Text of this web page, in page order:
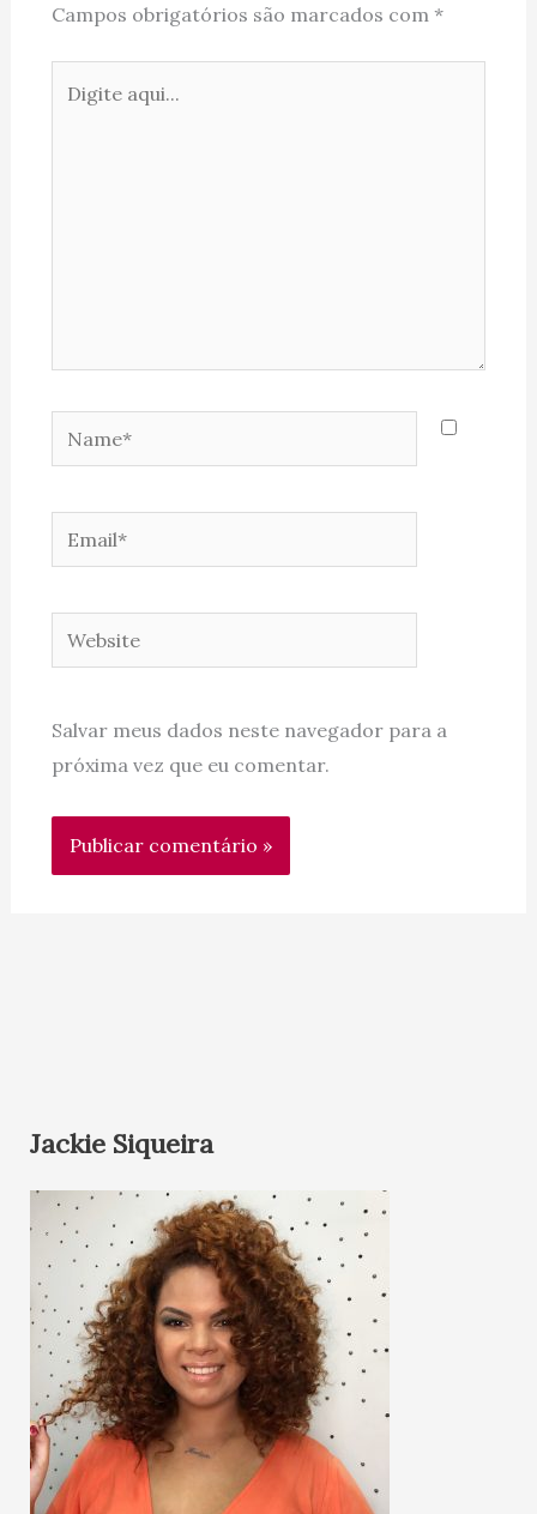
Campos obrigatórios são marcados com *
aqui...
Website
Salvar meus dados neste navegador para a
próxima vez que eu comentar.
Jackie Siqueira